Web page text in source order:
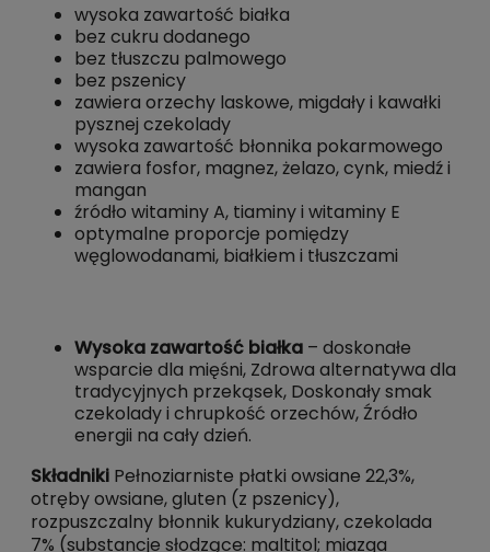
wysoka zawartość białka
bez cukru dodanego
bez tłuszczu palmowego
bez pszenicy
zawiera orzechy laskowe, migdały i kawałki
pysznej czekolady
wysoka zawartość błonnika pokarmowego
zawiera fosfor, magnez, żelazo, cynk, miedź i
mangan
źródło witaminy A, tiaminy i witaminy E
optymalne proporcje pomiędzy
węglowodanami, białkiem i tłuszczami
Wysoka zawartość białka – doskonałe
wsparcie dla mięśni, Zdrowa alternatywa dla
tradycyjnych przekąsek, Doskonały smak
czekolady i chrupkość orzechów, Źródło
energii na cały dzień.
Składniki Pełnoziarniste płatki owsiane 22,3%,
otręby owsiane, gluten (z pszenicy),
rozpuszczalny błonnik kukurydziany, czekolada
7% (substancje słodzące: maltitol; miazga